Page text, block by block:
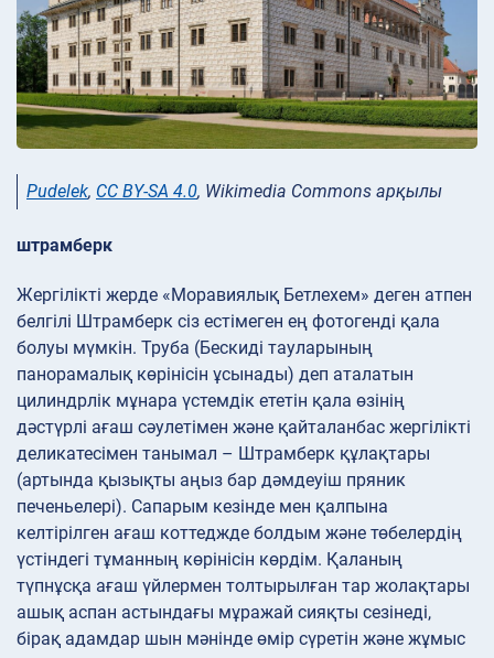
Pudelek, CC BY-SA 4.0, Wikimedia Commons арқылы
штрамберк
Жергілікті жерде «Моравиялық Бетлехем» деген атпен
белгілі Штрамберк сіз естімеген ең фотогенді қала
болуы мүмкін. Труба (Бескиді тауларының
панорамалық көрінісін ұсынады) деп аталатын
цилиндрлік мұнара үстемдік ететін қала өзінің
дәстүрлі ағаш сәулетімен және қайталанбас жергілікті
деликатесімен танымал – Штрамберк құлақтары
(артында қызықты аңыз бар дәмдеуіш пряник
печеньелері). Сапарым кезінде мен қалпына
келтірілген ағаш коттеджде болдым және төбелердің
үстіндегі тұманның көрінісін көрдім. Қаланың
түпнұсқа ағаш үйлермен толтырылған тар жолақтары
ашық аспан астындағы мұражай сияқты сезінеді,
бірақ адамдар шын мәнінде өмір сүретін және жұмыс